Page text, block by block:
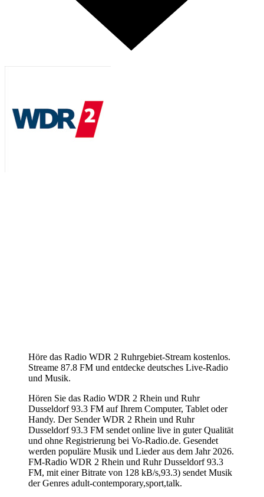
Höre das Radio WDR 2 Ruhrgebiet-Stream kostenlos.
Streame 87.8 FM und entdecke deutsches Live-Radio
und Musik.
Hören Sie das Radio WDR 2 Rhein und Ruhr
Dusseldorf 93.3 FM auf Ihrem Computer, Tablet oder
Handy. Der Sender WDR 2 Rhein und Ruhr
Dusseldorf 93.3 FM sendet online live in guter Qualität
und ohne Registrierung bei Vo-Radio.de. Gesendet
werden populäre Musik und Lieder aus dem Jahr 2026.
FM-Radio WDR 2 Rhein und Ruhr Dusseldorf 93.3
FM, mit einer Bitrate von 128 kB/s,93.3) sendet Musik
der Genres adult-contemporary,sport,talk.